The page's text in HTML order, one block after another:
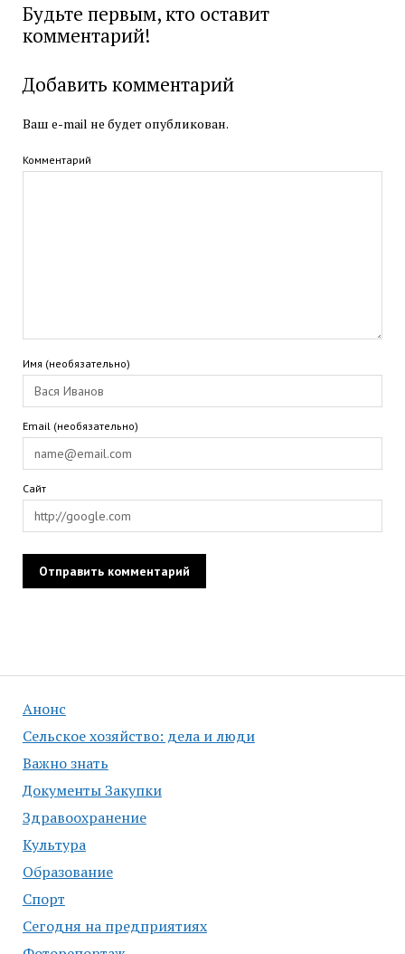
Анонс
Сельское хозяйство: дела и люди
Важно знать
Документы Закупки
Здравоохранение
Культура
Образование
Спорт
Сегодня на предприятиях
Будьте первым, кто оставит
комментарий!
Добавить комментарий
Ваш e-mail не будет опубликован.
Комментарий
Имя (необязательно)
Email (необязательно)
Сайт